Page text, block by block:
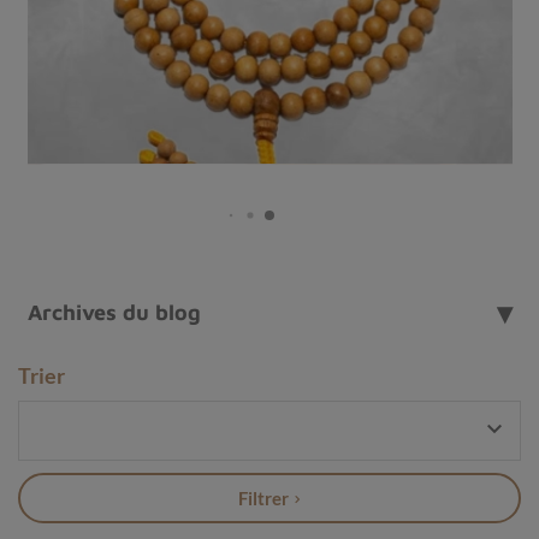
communs à quasi tous les jaspes océan.
Qu'est-ce que le jaspe océan ?
Archives du blog
Trier

Filtrer